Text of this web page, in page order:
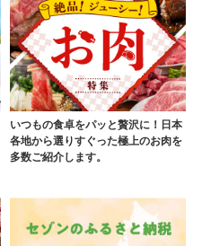
いつもの食卓をパッと贅沢に！日本
各地から選りすぐった極上のお肉を
多数ご紹介します。